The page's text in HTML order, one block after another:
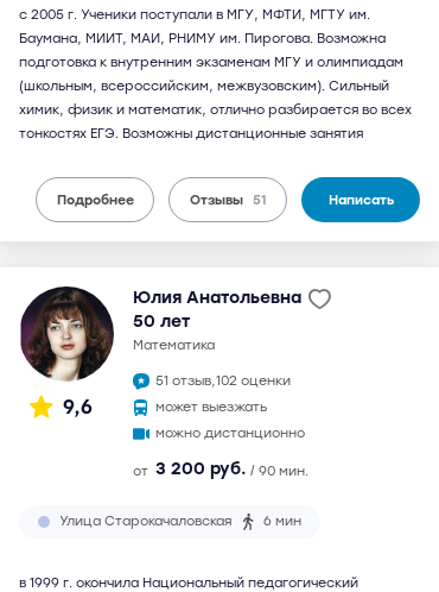
с 2005 г. Ученики поступали в МГУ, МФТИ, МГТУ им.
Баумана, МИИТ, МАИ, РНИМУ им. Пирогова. Возможна
подготовка к внутренним экзаменам МГУ и олимпиадам
(школьным, всероссийским, межвузовским). Сильный
химик, физик и математик, отлично разбирается во всех
тонкостях ЕГЭ. Возможны дистанционные занятия
Подробнее Отзывы 51 Написать
9,6
Юлия Анатольевна
50 лет
математика
51 отзыв,102 оценки
может выезжать
можно дистанционно
от 3 200 руб. / 90 мин.
Улица Старокачаловская 6 мин
в 1999 г. окончила Национальный педагогический